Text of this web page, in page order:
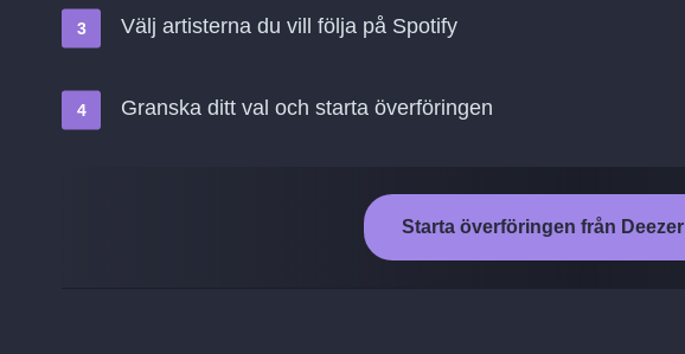
Välj artisterna du vill följa på Spotify
Granska ditt val och starta överföringen
Starta överföringen från